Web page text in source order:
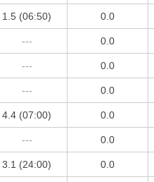
1.5 (06:50) 0.0
--- 0.0
--- 0.0
--- 0.0
4.4 (07:00) 0.0
--- 0.0
3.1 (24:00) 0.0